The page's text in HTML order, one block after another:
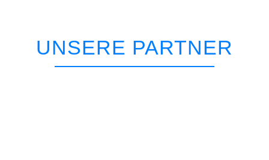
UNSERE PARTNER